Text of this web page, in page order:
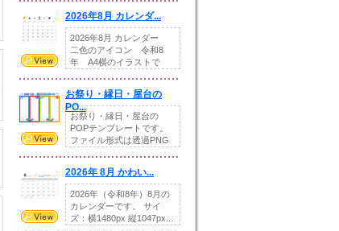
2026年8月 カレンダ...
2026年8月 カレンダー
二色のアイコン 令和8
年 A4横のイラストで
お祭り・縁日・屋台の
PO...
お祭り・縁日・屋台の
POPテンプレートです。
ファイル形式は透過PNG
2026年 8月 かわい...
2026年（令和8年）8月の
カレンダーです。 サイ
ズ：横1480px 縦1047px...